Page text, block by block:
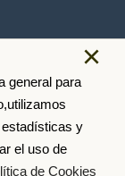
×
general para
y
el uso de
de Cookies